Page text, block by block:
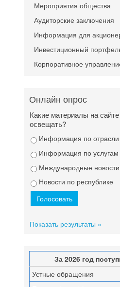
Мероприятия общества
Аудиторские заключения
Информация для
Инвестиционный
Корпоративное
Онлайн опрос
Какие материалы на
освещать?
Информация по отрасли
Информация по услугам
Международные новости
Новости по республике
Показать результаты »
За 2026 год
Устные обращения